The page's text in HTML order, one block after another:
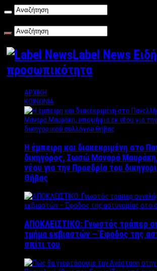
Label News
προσωπικότητα
ΑΡΧΙΚΗ
ΚΟΙΝΩΝΙΑ
Η έμπειρη και διακεκριμένη στο
δικηγόρος, Σωσώ Μαναρά
νέου για την Προεδρία του
Θήβας
ΑΠΟΚΛΕΙΣΤΙΚΟ: Γνωστός τράπερ
τμήμα εκβιαστών – Έφοδος της
σπίτι του